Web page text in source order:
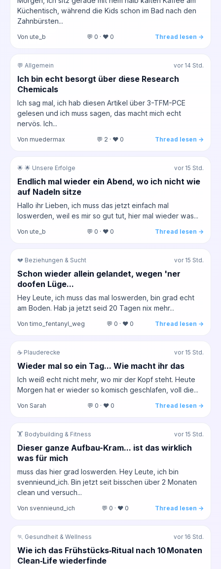
Küchentisch, während die Kids schon im Bad nach den
Zahnbürsten...
Von ute_b 💬 0 · ❤️ 0 Thread lesen →
💬 Allgemein vor 14 Std.
Ich bin echt besorgt über diese Research
Chemicals
Ich sag mal, ich hab diesen Artikel über 3-TFM-PCE
gelesen und ich muss sagen, das macht mich echt
nervös. Ich...
Von muedermax 💬 2 · ❤️ 0 Thread lesen →
🌟 🌟 Unsere Erfolge vor 15 Std.
Endlich mal wieder ein Abend, wo ich nicht wie
auf Nadeln sitze
Hallo ihr Lieben, ich muss das jetzt einfach mal
loswerden, weil es mir so gut tut, hier mal wieder was...
Von ute_b 💬 0 · ❤️ 0 Thread lesen →
💔 Beziehungen & Sucht vor 15 Std.
Schon wieder allein gelandet, wegen 'ner
doofen Lüge...
Hey Leute, ich muss das mal loswerden, bin grad echt
am Boden. Hab ja jetzt seid 20 Tagen nix mehr...
Von timo_fentanyl_weg 💬 0 · ❤️ 0 Thread lesen →
☕ Plauderecke vor 15 Std.
Wieder mal so ein Tag... Wie macht ihr das
Ich weiß echt nicht mehr, wo mir der Kopf steht. Heute
Morgen hat er wieder so komisch geschlafen, voll die...
Von Sarah 💬 0 · ❤️ 0 Thread lesen →
🏋️ Bodybuilding & Fitness vor 15 Std.
Dieser ganze Aufbau-Kram... ist das wirklich
was für mich
muss das hier grad loswerden. Hey Leute, ich bin
svennieund_ich. Bin jetzt seit bisschen über 2 Monaten
clean und versuch...
Von svennieund_ich 💬 0 · ❤️ 0 Thread lesen →
🏃 Gesundheit & Wellness vor 16 Std.
Wie ich das Frühstücks‑Ritual nach 10 Monaten
Clean‑Life wiederfinde